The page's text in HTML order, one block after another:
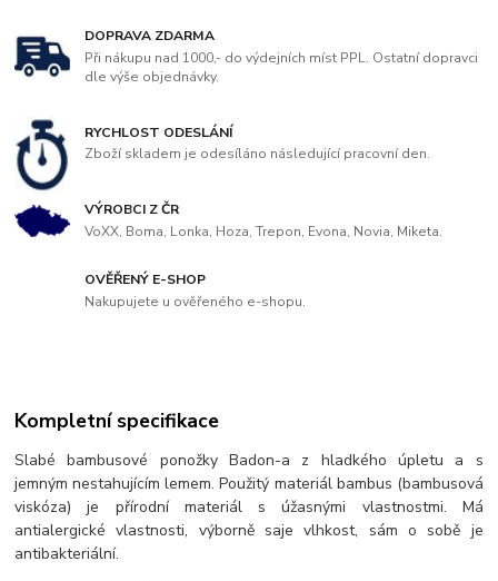
DOPRAVA ZDARMA
Při nákupu nad 1000,- do výdejních míst PPL. Ostatní dopravci
dle výše objednávky.
RYCHLOST ODESLÁNÍ
Zboží skladem je odesíláno následující pracovní den.
VÝROBCI Z ČR
VoXX, Boma, Lonka, Hoza, Trepon, Evona, Novia, Miketa.
OVĚŘENÝ E-SHOP
Nakupujete u ověřeného e-shopu.
Kompletní specifikace
Slabé bambusové ponožky Badon-a z hladkého úpletu a s
jemným nestahujícím lemem. Použitý materiál bambus (bambusová
viskóza) je přírodní materiál s úžasnými vlastnostmi. Má
antialergické vlastnosti, výborně saje vlhkost, sám o sobě je
antibakteriální.